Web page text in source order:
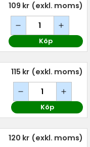
109 kr (exkl. moms)
Köp
115 kr (exkl. moms)
Köp
120 kr (exkl. moms)